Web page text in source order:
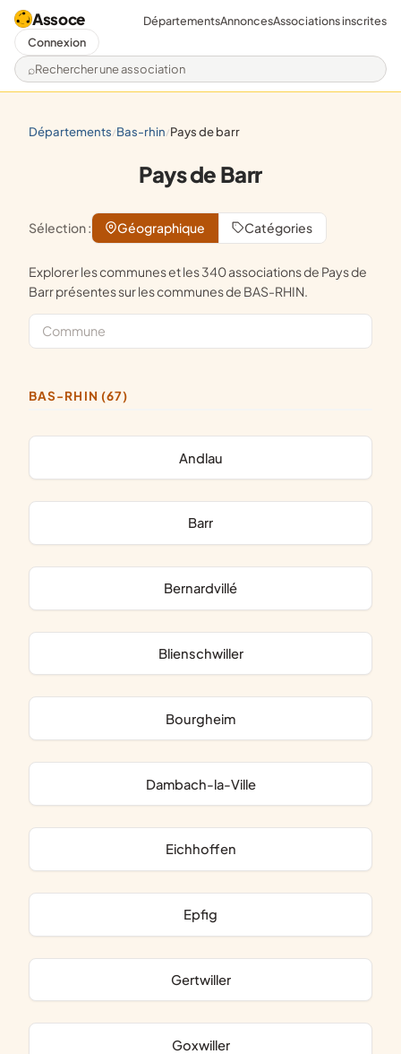
Assoce
Rechercher une association
DépartementsAnnoncesAssociations inscrites
Connexion
départements/ bas-rhin/ pays de barr
Pays de Barr
Sélection : Géographique Catégories
Explorer les communes et les 340 associations de Pays de
Barr présentes sur les communes de BAS-RHIN.
BAS-RHIN (67)
Andlau
Barr
Bernardvillé
Blienschwiller
Bourgheim
Dambach-la-Ville
Eichhoffen
Epfig
Gertwiller
Goxwiller